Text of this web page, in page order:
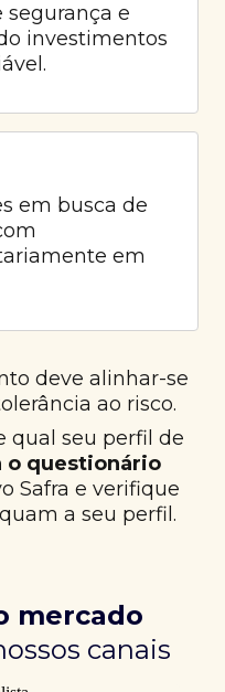
e
investimentos
em busca de
em
deve alinhar-se
ao risco.
qual seu perfil de
o questionário
Safra e verifique
a seu perfil.
mercado
canais